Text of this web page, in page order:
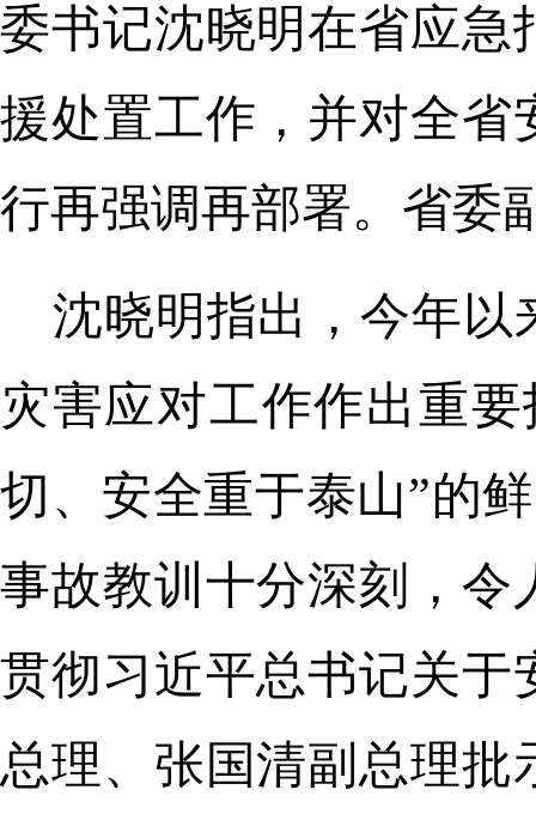
委书记沈晓明在省应急
援处置工作，并对全省
行再强调再部署。省委
沈晓明指出，今年以
灾害应对工作作出重
切、安全重于泰山”的
事故教训十分深刻，令
贯彻习近平总书记关于
总理、张国清副总理